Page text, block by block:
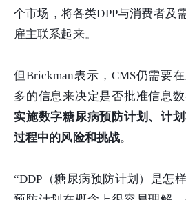
个市场，将各类DPP与消费者及
雇主联系起来。
但Brickman表示，CMS仍需要
多的信息来决定是否批准信息
实施数字糖尿病预防计划、计
过程中的风险和挑战。
“DDP（糖尿病预防计划 ）是怎